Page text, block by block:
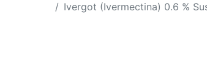
Ivergot (Ivermectina) 0.6 %